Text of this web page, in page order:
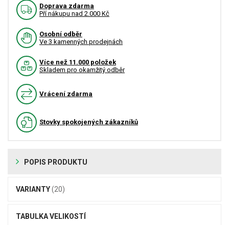
Doprava zdarma
Pří nákupu nad 2.000 Kč
Osobní odběr
Ve 3 kamenných prodejnách
Více než 11.000 položek
Skladem pro okamžitý odběr
Vrácení zdarma
Stovky spokojených zákazníků
POPIS PRODUKTU
VARIANTY(20)
TABULKA VELIKOSTÍ